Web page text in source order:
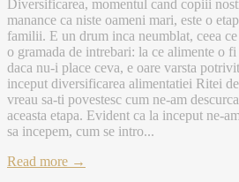
Diversificarea, momentul cand copiii
manance ca niste oameni mari, este o
familii. E un drum inca neumblat, ceea
o gramada de intrebari: la ce alimente o fi
daca nu-i place ceva, e oare varsta
inceput diversificarea alimentatiei Ritei
vreau sa-ti povestesc cum ne-am
aceasta etapa. Evident ca la inceput ne-
sa incepem, cum se intro...
Read more →